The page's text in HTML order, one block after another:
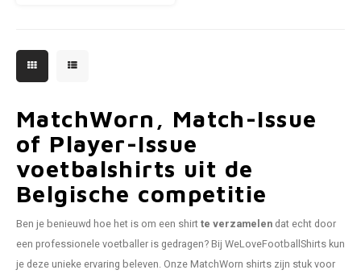
MatchWorn, Match-Issue
of Player-Issue
voetbalshirts uit de
Belgische competitie
Ben je benieuwd hoe het is om een shirtte verzamelen dat echt door
een professionele voetballer is gedragen? Bij WeLoveFootballShirts kun
je deze unieke ervaring beleven. Onze MatchWorn shirts zijn stuk voor